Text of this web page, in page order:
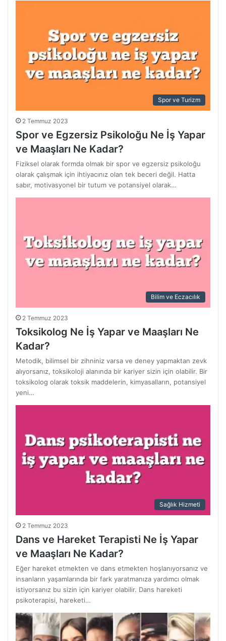
Spor ve Turizm
2 Temmuz 2023
Spor ve Egzersiz Psikoloğu Ne İş Yapar
ve Maaşları Ne Kadar?
Fiziksel olarak formda olmak bir spor ve egzersiz psikoloğu
olarak çalışmak için ihtiyacınız olan tek beceri değil. Hatta
sabır, motivasyonel bir tutum ve potansiyel olarak…
Bilim ve Eczacılık
2 Temmuz 2023
Toksikolog Ne İş Yapar ve Maaşları Ne
Kadar?
Metodik, bilimsel bir zihniniz varsa ve deney yapmaktan zevk
alıyorsanız, toksikoloji alanında bir kariyer sizin için olabilir. Bir
toksikolog olarak toksik maddelerin, kimyasalların, potansiyel
yeni…
Sağlık Hizmeti
2 Temmuz 2023
Dans ve Hareket Terapisti Ne İş Yapar
ve Maaşları Ne Kadar?
Eğer hareket etmekten ve dans etmekten hoşlanıyorsanız ve
insanların yaşamlarında bir fark yaratmanıza yardımcı olmak
istiyorsanız bu sizin için kariyer olabilir. Dans hareketi
psikoterapisi, hareketi…